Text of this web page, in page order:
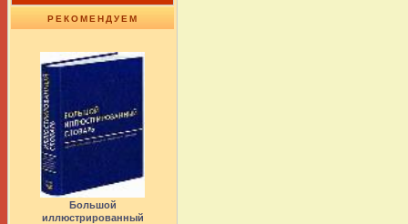
РЕКОМЕНДУЕМ
Большой
иллюстрированный